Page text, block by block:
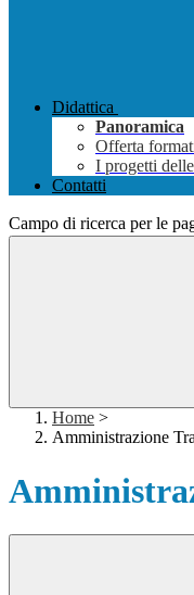
Didattica
Panoramica
Offerta
I progetti
Contatti
Campo di ricerca per le
Home >
Amministrazione